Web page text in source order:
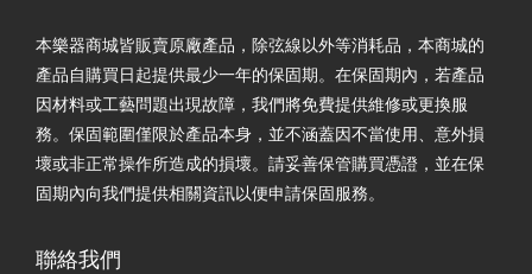
本樂器商城皆販賣原廠產品，除弦線以外等消耗品，本商城的
產品自購買日起提供最少一年的保固期。在保固期內，若產品
因材料或工藝問題出現故障，我們將免費提供維修或更換服
務。保固範圍僅限於產品本身，並不涵蓋因不當使用、意外損
壞或非正常操作所造成的損壞。請妥善保管購買憑證，並在保
固期內向我們提供相關資訊以便申請保固服務。
聯絡我們